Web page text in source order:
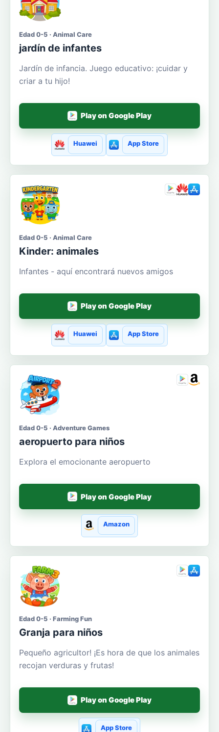
Edad 0-5 · Animal Care
jardín de infantes
Jardín de infancia. Juego educativo: ¡cuidar y
criar a tu hijo!
Play on Google Play
Huawei App Store
Edad 0-5 · Animal Care
Kinder: animales
Infantes - aquí encontrará nuevos amigos
Play on Google Play
Huawei App Store
Edad 0-5 · Adventure Games
aeropuerto para niños
Explora el emocionante aeropuerto
Play on Google Play
Amazon
Edad 0-5 · Farming Fun
Granja para niños
Pequeño agricultor! ¡Es hora de que los animales
recojan verduras y frutas!
Play on Google Play
App Store